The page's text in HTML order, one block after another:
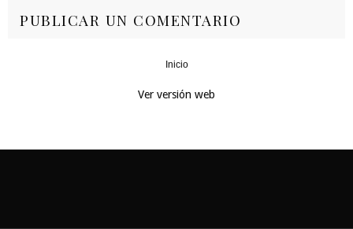
PUBLICAR UN COMENTARIO
Inicio
Ver versión web